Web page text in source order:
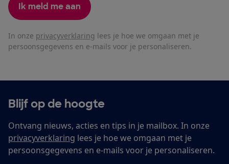
Ik meld me aan
In onze privacyverklaring lees je hoe we omgaan met je
persoonsgegevens en e-mails voor je personaliseren.
Blijf op de hoogte
Ontvang nieuws, acties en tips in je mailbox. In onze
privacyverklaring lees je hoe we omgaan met je
persoonsgegevens en e-mails voor je personaliseren.